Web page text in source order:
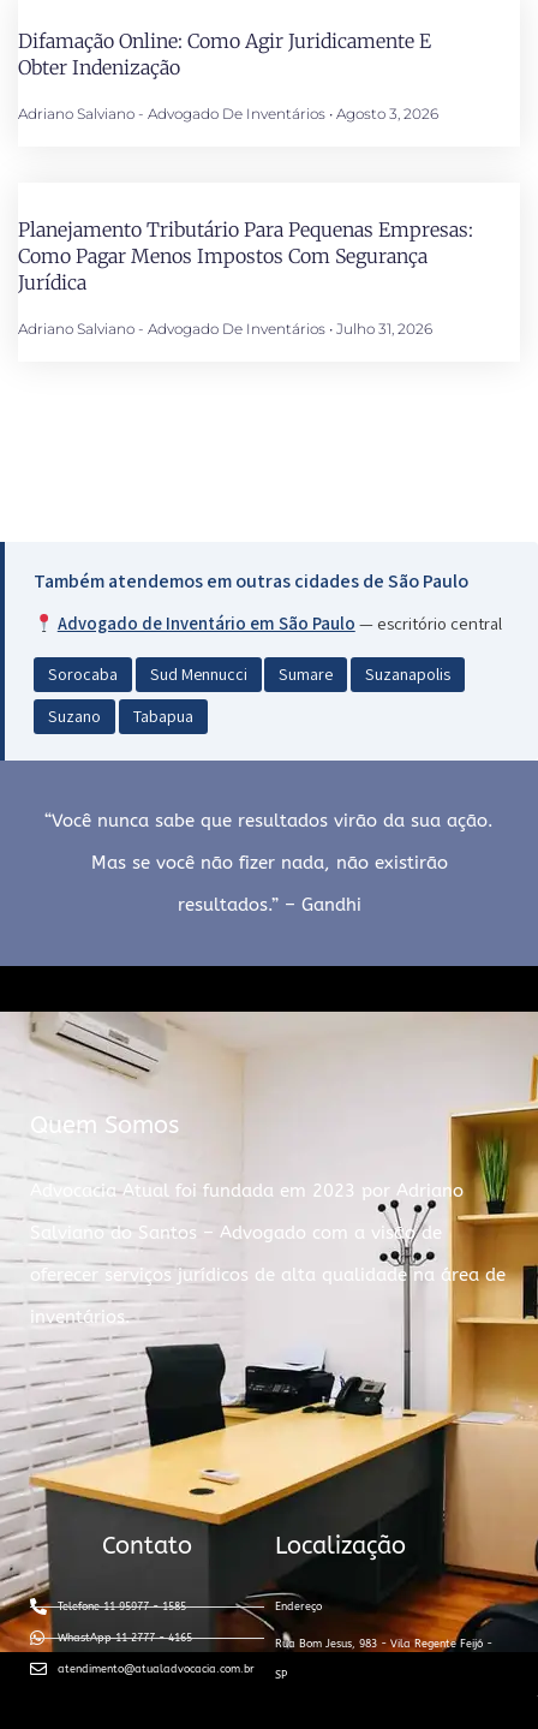
Difamação Online: Como Agir Juridicamente E
Obter Indenização
Adriano Salviano - Advogado De Inventários Agosto 3, 2026
Planejamento Tributário Para Pequenas Empresas:
Como Pagar Menos Impostos Com Segurança
Jurídica
Adriano Salviano - Advogado De Inventários Julho 31, 2026
Também atendemos em outras cidades de São Paulo
Advogado de Inventário em São Paulo — escritório central
Sorocaba Sud Mennucci Sumare
Suzanapolis
Suzano
Tabapua
“Você nunca sabe que resultados virão da sua ação.
Mas se você não fizer nada, não existirão
resultados.” – Gandhi
Quem Somos
Advocacia Atual foi fundada em 2023 por Adriano
Salviano do Santos – Advogado com a visão de
oferecer serviços jurídicos de alta qualidade na área de
inventários.
Contato
Telefone 11 95977 - 1585
WhastApp 11 2777 - 4165
atendimento@atualadvocacia.com.br
Localização
Endereço
Rua Bom Jesus, 983 - Vila Regente Feijó -
SP